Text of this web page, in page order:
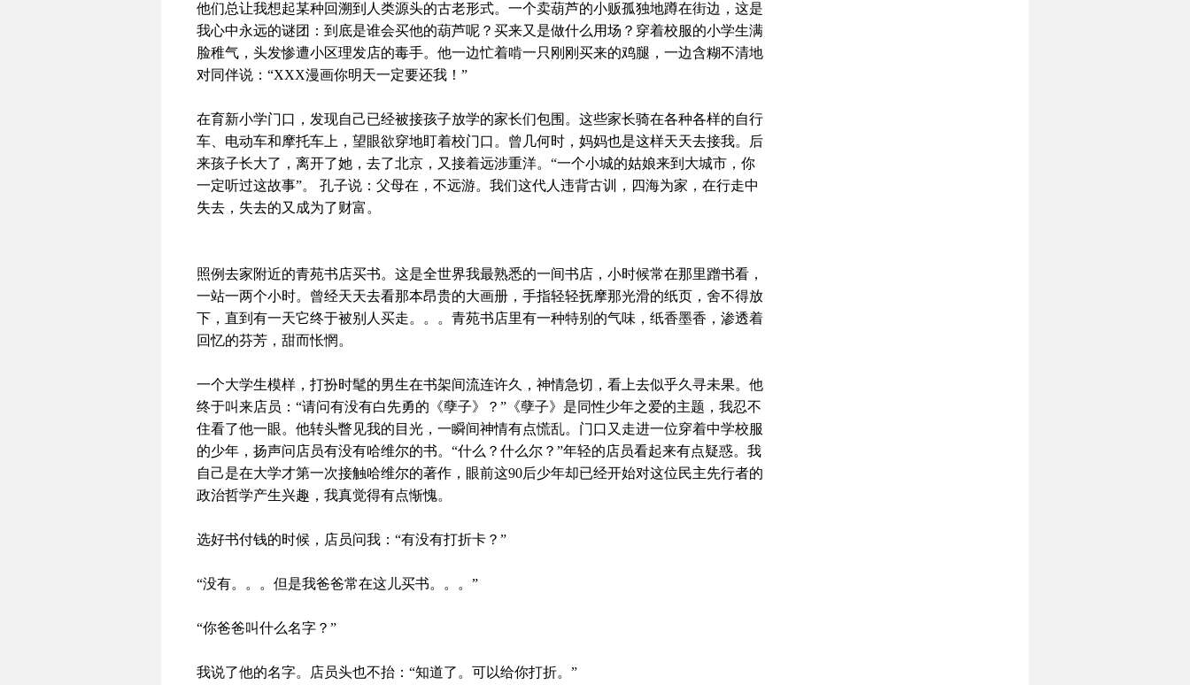
他们总让我想起某种回溯到人类源头的古老形式。一个卖葫芦的小贩孤独地蹲在街边，这是
我心中永远的谜团：到底是谁会买他的葫芦呢？买来又是做什么用场？穿着校服的小学生满
脸稚气，头发惨遭小区理发店的毒手。他一边忙着啃一只刚刚买来的鸡腿，一边含糊不清地
对同伴说：“XXX漫画你明天一定要还我！”
在育新小学门口，发现自己已经被接孩子放学的家长们包围。这些家长骑在各种各样的自行
车、电动车和摩托车上，望眼欲穿地盯着校门口。曾几何时，妈妈也是这样天天去接我。后
来孩子长大了，离开了她，去了北京，又接着远涉重洋。“一个小城的姑娘来到大城市，你
一定听过这故事”。
孔子说：父母在，不远游。我们这代人违背古训， 四海为家， 在行走中
失去，失去的又成为了财富。
照例去家附近的青苑书店买书。这是全世界我最熟悉的一间书店，小时候常在那里蹭书看，
一站一两个小时。曾经天天去看那本昂贵的大画册，手指轻轻抚摩那光滑的纸页，舍不得放
下，直到有一天它终于被别人买走。。。青苑书店里有一种特别的气味，纸香墨香，渗透着
回忆的芬芳，甜而怅惘。
一个大学生模样，打扮时髦的男生在书架间流连许久，神情急切，看上去似乎久寻未果。他
终于叫来店员：“请问有没有白先勇的《孽子》？”《孽子》是同性少年之爱的主题，我忍不
住看了他一眼。他转头瞥见我的目光，一瞬间神情有点慌乱。门口又走进一位穿着中学校服
的少年，扬声问店员有没有哈维尔的书。“什么？什么尔？”年轻的店员看起来有点疑惑。我
自己是在大学才第一次接触哈维尔的著作，眼前这90后少年却已经开始对这位民主先行者的
政治哲学产生兴趣，我真觉得有点惭愧。
选好书付钱的时候，店员问我：“有没有打折卡？”
“没有。。。但是我爸爸常在这儿买书。。。”
“你爸爸叫什么名字？”
我说了他的名字。店员头也不抬：“知道了。可以给你打折。”